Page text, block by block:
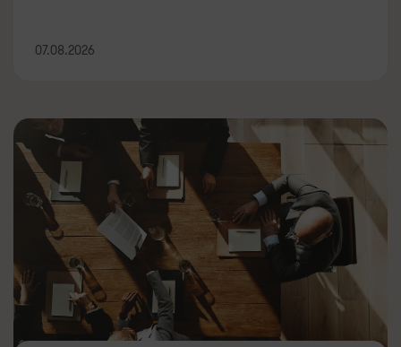
07.08.2026